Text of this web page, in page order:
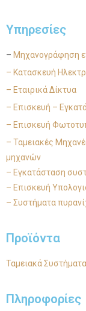
Υπηρεσίες
– Μηχανογράφηση
– Κατασκευή
– Εταιρικά Δίκτυα
– Επισκευή –
– Επισκευή
– Ταμειακές
μηχανών
– Εγκατάσταση
– Επισκευή
– Συστήματα
Προϊόντα
Ταμειακά Συστήματα
Πληροφορίες